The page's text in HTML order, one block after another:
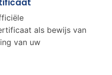
als bewijs van
van uw